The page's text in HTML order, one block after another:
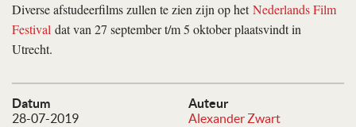
Datum
28-07-2019
Auteur
Alexander Zwart
Diverse afstudeerfilms zullen te zien zijn op hetNederlands Film
Festival dat van 27 september t/m 5 oktober plaatsvindt in
Utrecht.